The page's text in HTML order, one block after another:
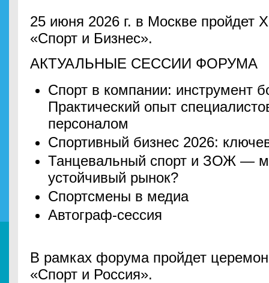
25 июня 2026 г. в Москве пройдет
«Спорт и Бизнес».
АКТУАЛЬНЫЕ СЕССИИ ФОРУМА
Спорт в компании: инструмент
Практический опыт
персоналом
Спортивный бизнес 2026:
Танцевальный спорт и ЗОЖ —
устойчивый рынок?
Спортсмены в медиа
Автограф-сессия
В рамках форума пройдет
«Спорт и Россия».